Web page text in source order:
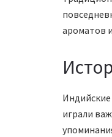
ароматов
играли